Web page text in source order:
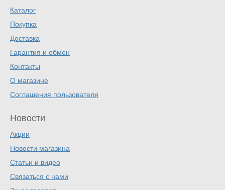
Каталог
Покупка
Доставка
Гарантия и обмен
Контакты
О магазине
Соглашения пользователя
Новости
Акции
Новости магазина
Статьи и видео
Связаться с нами